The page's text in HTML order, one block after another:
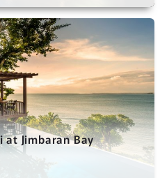
at Jimbaran Bay